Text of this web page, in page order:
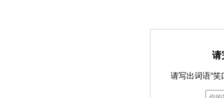
请
请写出词语“